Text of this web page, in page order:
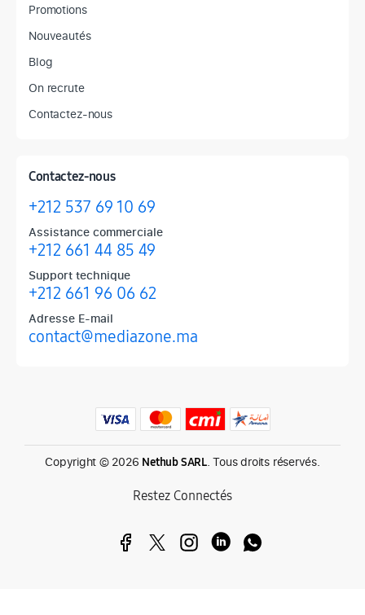
Promotions
Nouveautés
Blog
On recrute
Contactez-nous
Contactez-nous
+212 537 69 10 69
Assistance commerciale
+212 661 44 85 49
Support technique
+212 661 96 06 62
Adresse E-mail
contact@mediazone.ma
Produits phares chez Mediazone
Retrouvez chez Mediazone les références incontournables :
Copyright © 2026 Nethub SARL. Tous droits réservés.
Restez Connectés